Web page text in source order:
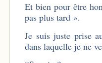
Et bien pour être
pas plus tard ».
Je suis juste prise
dans laquelle je ne